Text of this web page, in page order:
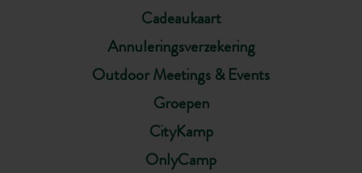
Cadeaukaart
Annuleringsverzekering
Outdoor Meetings & Events
Groepen
CityKamp
OnlyCamp